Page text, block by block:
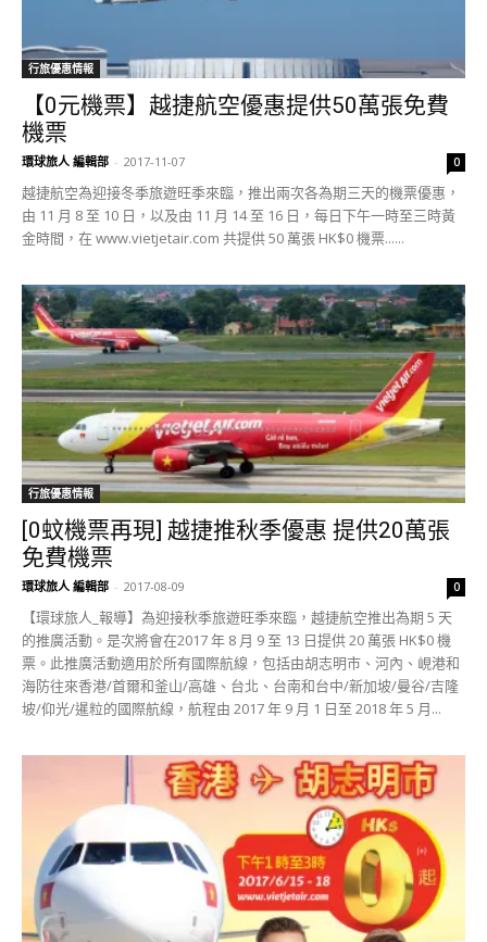
行旅優惠情報
【0元機票】越捷航空優惠提供50萬張免費
機票
環球旅人 編輯部 - 2017-11-07 0
越捷航空為迎接冬季旅遊旺季來臨，推出兩次各為期三天的機票優惠，
由 11 月 8 至 10 日，以及由 11 月 14 至 16 日，每日下午一時至三時黃
金時間，在 www.vietjetair.com 共提供 50 萬張 HK$0 機票......
行旅優惠情報
[0蚊機票再現] 越捷推秋季優惠 提供20萬張
免費機票
環球旅人 編輯部 - 2017-08-09 0
【環球旅人_報導】為迎接秋季旅遊旺季來臨，越捷航空推出為期 5 天
的推廣活動。是次將會在2017 年 8 月 9 至 13 日提供 20 萬張 HK$0 機
票。此推廣活動適用於所有國際航線，包括由胡志明市、河內、峴港和
海防往來香港/首爾和釜山/高雄、台北、台南和台中/新加坡/曼谷/吉隆
坡/仰光/暹粒的國際航線，航程由 2017 年 9 月 1 日至 2018 年 5 月...